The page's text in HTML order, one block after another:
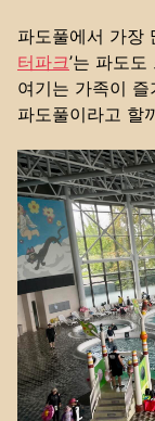
파도풀에서 가장
터파크’는 파도
여기는 가족이
파도풀이라고 할